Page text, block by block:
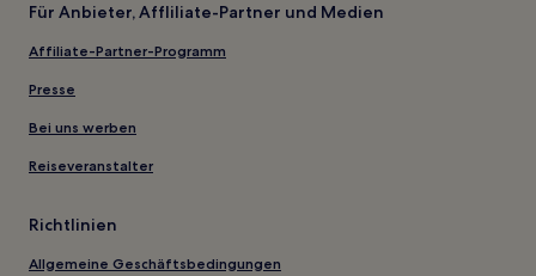
Für Anbieter, Affliliate-Partner und Medien
Affiliate-Partner-Programm
Presse
Bei uns werben
Reiseveranstalter
Richtlinien
Allgemeine Geschäftsbedingungen